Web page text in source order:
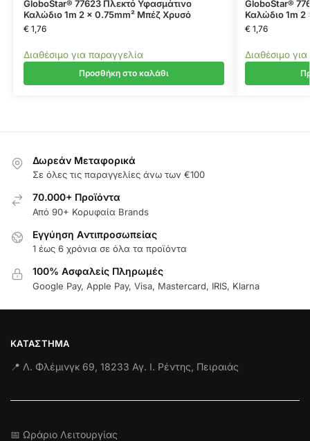
GloboStar® 77623 Πλεκτό Υφασμάτινο
Καλώδιο 1m 2 x 0.75mm² Μπέζ Χρυσό
€1,76
Διαθέσιμο για παραγγελία
Προσθήκη στο καλάθι
GloboStar®
Καλώδιο 1m
€1,76
Διαθέσιμο
Δωρεάν Μεταφορικά
Σε όλες τις παραγγελίες άνω των €100
70.000+ Προϊόντα
Από 90+ Κορυφαία Brands
Εγγύηση Aντιπροσωπείας
1 έως 6 χρόνια σε όλα τα προϊόντα
100% Ασφαλείς Πληρωμές
Google Pay, Apple Pay, Visa, Mastercard, IRIS, Klarna
ΚΑΤΆΣΤΗΜΑ
📍 Λ. Φλέμινγκ 69, 18233 Αγ. Ι. Ρέντης, Πειραιάς
📅 Ωράριο Λειτουργίας